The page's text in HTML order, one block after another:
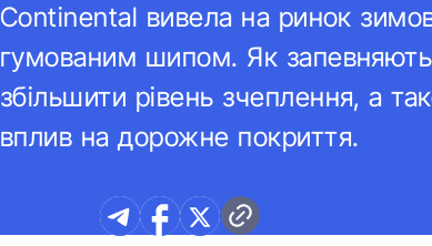
Continental вивела на ринок
гумованим шипом. Як запевняють
збільшити рівень зчеплення, а
вплив на дорожне покриття.